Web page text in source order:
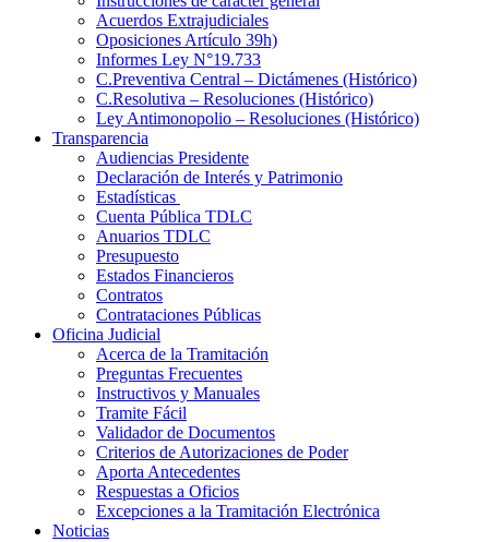
Acuerdos Extrajudiciales
Oposiciones Artículo 39h)
Informes Ley N°19.733
C.Preventiva Central – Dictámenes (Histórico)
C.Resolutiva – Resoluciones (Histórico)
Ley Antimonopolio – Resoluciones (Histórico)
Transparencia
Audiencias Presidente
Declaración de Interés y Patrimonio
Estadísticas
Cuenta Pública TDLC
Anuarios TDLC
Presupuesto
Estados Financieros
Contratos
Contrataciones Públicas
Oficina Judicial
Acerca de la Tramitación
Preguntas Frecuentes
Instructivos y Manuales
Tramite Fácil
Validador de Documentos
Criterios de Autorizaciones de Poder
Aporta Antecedentes
Respuestas a Oficios
Excepciones a la Tramitación Electrónica
Noticias